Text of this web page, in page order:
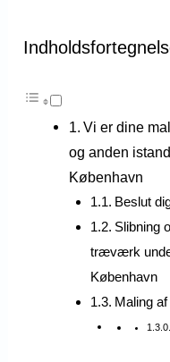
Vi er dine
og anden
København
Beslut
Slibning
træværk
København
Maling